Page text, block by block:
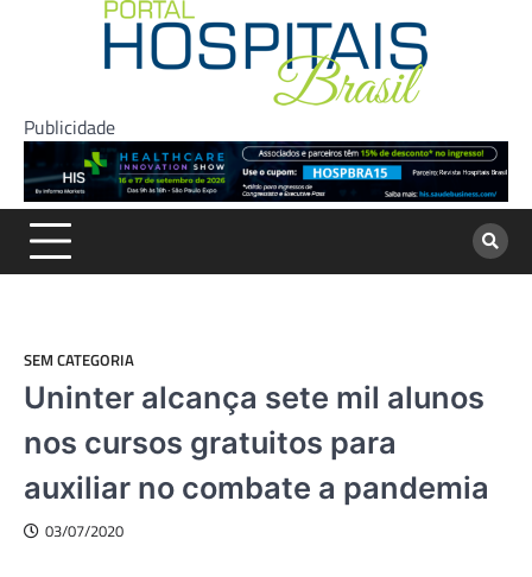
Publicidade
SEM CATEGORIA
Uninter alcança sete mil alunos
nos cursos gratuitos para
auxiliar no combate a pandemia
03/07/2020